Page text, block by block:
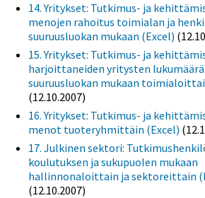
14. Yritykset: Tutkimus- ja
menojen rahoitus toimialan ja
suuruusluokan mukaan (Excel)
15. Yritykset: Tutkimus- ja
harjoittaneiden yritysten
suuruusluokan mukaan
(12.10.2007)
16. Yritykset: Tutkimus- ja
menot tuoteryhmittäin (Excel)
17. Julkinen sektori:
koulutuksen ja sukupuolen mukaan
hallinnonaloittain ja sektoreittain
(12.10.2007)